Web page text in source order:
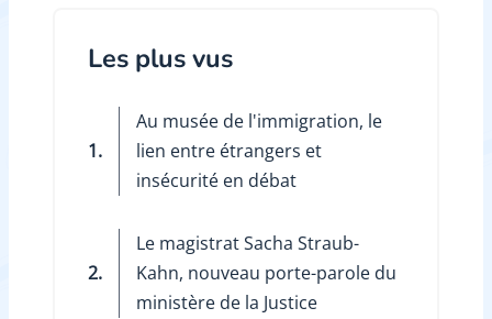
Les plus vus
1.
Au musée de l'immigration, le
lien entre étrangers et
insécurité en débat
2.
Le magistrat Sacha Straub-
Kahn, nouveau porte-parole du
ministère de la Justice